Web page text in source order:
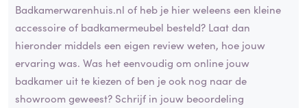
Badkamerwarenhuis.nl of heb je hier weleens een kleine
accessoire of badkamermeubel besteld? Laat dan
hieronder middels een eigen review weten, hoe jouw
ervaring was. Was het eenvoudig om online jouw
badkamer uit te kiezen of ben je ook nog naar de
showroom geweest? Schrijf in jouw beoordeling